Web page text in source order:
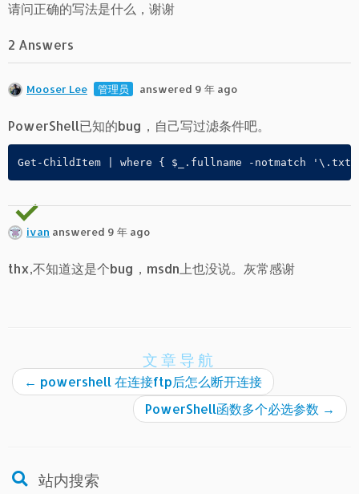
请问正确的写法是什么，谢谢
2 Answers
Mooser Lee 管理员 answered 9 年 ago
PowerShell已知的bug，自己写过滤条件吧。
Get-ChildItem | where { $_.fullname -notmatch
ivan answered 9 年 ago
thx,不知道这是个bug，msdn上也没说。灰常感谢
文章导航
← powershell 在连接ftp后怎么断开连接
PowerShell函数多个必选参数 →
站内搜索